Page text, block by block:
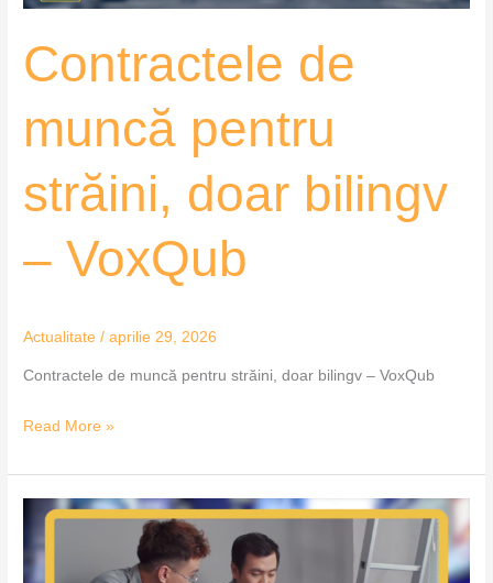
Contractele de
muncă pentru
străini, doar bilingv
– VoxQub
Actualitate /aprilie 29, 2026
Contractele de muncă pentru străini, doar bilingv – VoxQub
Read More »
TImișoara,
doua